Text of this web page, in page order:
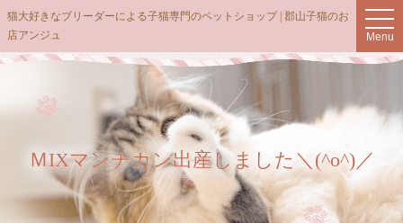
t
o
g
g
a
v
t
o
Menu
猫大好きなブリーダーによる子猫専門のペットショップ | 郡山子猫のお
店アンジュ
ＭIXマンチカン出産しました＼(^o^)／